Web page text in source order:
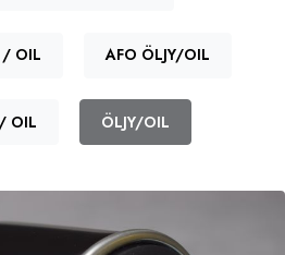
/ OIL AFO ÖLJY/OIL
OIL ÖLJY/OIL